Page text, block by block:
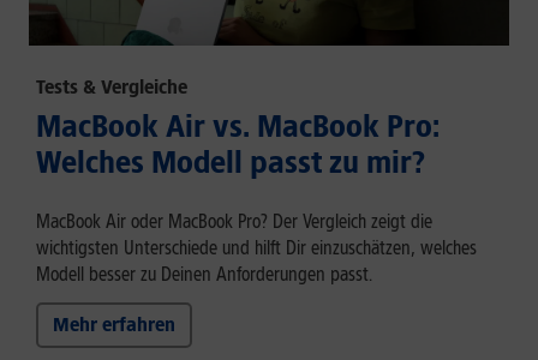
Tests & Vergleiche
MacBook Air vs. MacBook Pro:
Welches Modell passt zu mir?
MacBook Air oder MacBook Pro? Der Vergleich zeigt die
wichtigsten Unterschiede und hilft Dir einzuschätzen, welches
Modell besser zu Deinen Anforderungen passt.
Mehr erfahren